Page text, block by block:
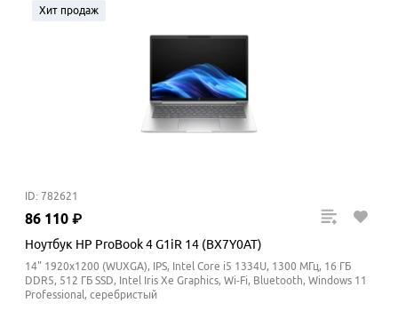
Хит продаж
ID: 782621
86 110 ₽
Ноутбук HP ProBook 4 G1iR 14 (BX7Y0AT)
14" 1920x1200 (WUXGA), IPS, Intel Core i5 1334U, 1300 МГц, 16 ГБ
DDR5, 512 ГБ SSD, Intel Iris Xe Graphics, Wi-Fi, Bluetooth, Windows 11
Professional, серебристый